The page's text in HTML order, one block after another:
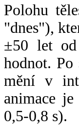
Polohu
"dnes"),
±50 let od
hodnot. Po
mění v
animace
0,5-0,8 s).